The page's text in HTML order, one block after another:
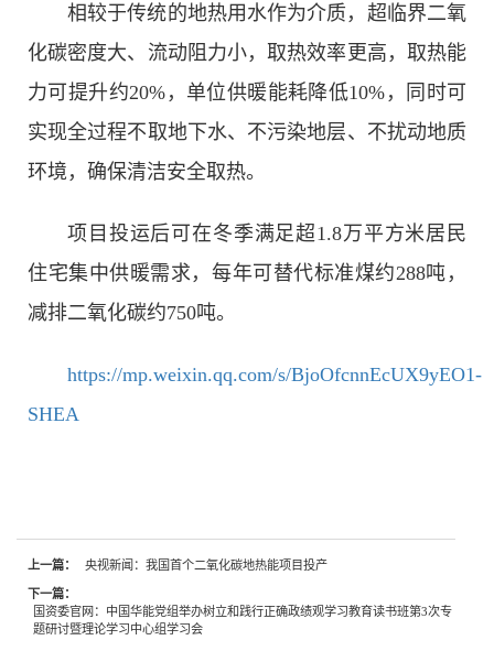
相较于传统的地热用水作为介质，超临界二氧
化碳密度大、流动阻力小，取热效率更高，取热能
力可提升约20%，单位供暖能耗降低10%，同时可
实现全过程不取地下水、不污染地层、不扰动地质
环境，确保清洁安全取热。
项目投运后可在冬季满足超1.8万平方米居民
住宅集中供暖需求，每年可替代标准煤约288吨，
减排二氧化碳约750吨。
https://mp.weixin.qq.com/s/BjoOfcnnEcUX9yEO1-
SHEA
上一篇： 央视新闻：我国首个二氧化碳地热能项目投产
下一篇：
国资委官网：中国华能党组举办树立和践行正确政绩观学习教育读书班第3次专
题研讨暨理论学习中心组学习会